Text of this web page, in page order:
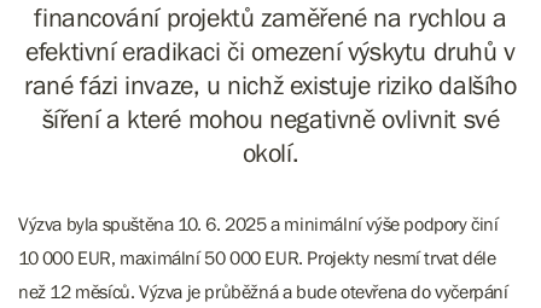
financování projektů zaměřené na rychlou a
efektivní eradikaci či omezení výskytu druhů v
rané fázi invaze, u nichž existuje riziko dalšího
šíření a které mohou negativně ovlivnit své
okolí.
Výzva byla spuštěna 10. 6. 2025 a minimální výše podpory činí
10 000 EUR, maximální 50 000 EUR. Projekty nesmí trvat déle
než 12 měsíců. Výzva je průběžná a bude otevřena do vyčerpání